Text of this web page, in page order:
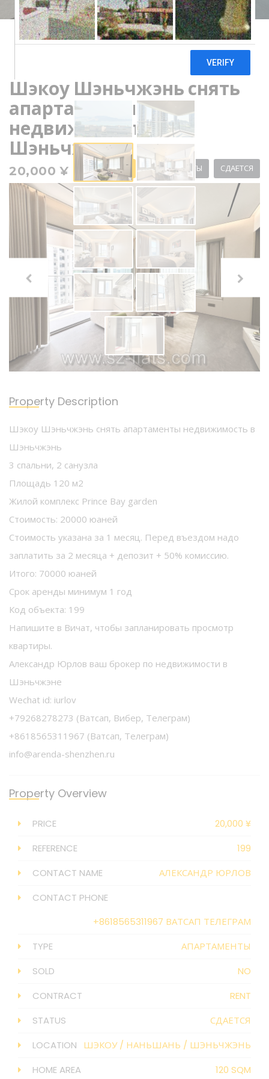
Шэкоу Шэньчжэнь снять
апартаменты
недвижимость в
Шэньчжэнь
FOR RENT АПАРТАМЕНТЫ СДАЕТСЯ
20,000 ¥
Property Description
Шэкоу Шэньчжэнь снять апартаменты недвижимость в
Шэньчжэнь
3 спальни, 2 санузла
Площадь 120 м2
Жилой комплекс Prince Bay garden
Стоимость: 20000 юаней
Стоимость указана за 1 месяц. Перед въездом надо
заплатить за 2 месяца + депозит + 50% комиссию.
Итого: 70000 юаней
Срок аренды минимум 1 год
Код объекта: 199
Напишите в Вичат, чтобы запланировать просмотр
квартиры.
Александр Юрлов ваш брокер по недвижимости в
Шэньчжэне
Wechat id: iurlov
+79268278273 (Ватсап, Вибер, Телеграм)
+8618565311967 (Ватсап, Телеграм)
info@arenda-shenzhen.ru
Property Overview
PRICE
20,000 ¥
REFERENCE
199
CONTACT NAME
АЛЕКСАНДР ЮРЛОВ
CONTACT PHONE
+8618565311967 ВАТСАП ТЕЛЕГРАМ
TYPE
АПАРТАМЕНТЫ
SOLD
NO
CONTRACT
RENT
STATUS
СДАЕТСЯ
LOCATION
ШЭКОУ / НАНЬШАНЬ / ШЭНЬЧЖЭНЬ
HOME AREA
120 SQM